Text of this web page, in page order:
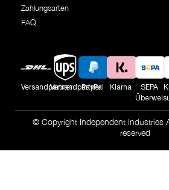
Zahlungsarten
FAQ
VersandpartnerVersandpartner
PayPal Klarna
SEPA
© Copyright Independent Industries
reserved